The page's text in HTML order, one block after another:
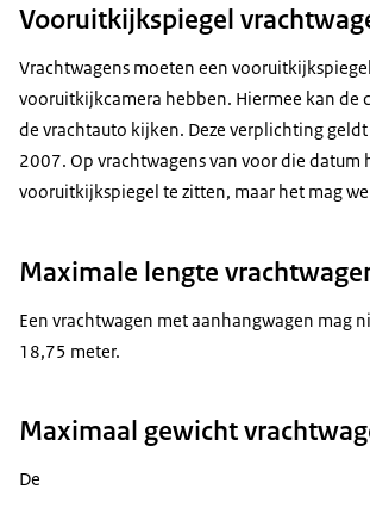
Vooruitkijkspiegel
Vrachtwagens moeten een
vooruitkijkcamera hebben. Hiermee kan de
de vrachtauto kijken. Deze verplichting
2007. Op vrachtwagens van voor die datum
vooruitkijkspiegel te zitten, maar het mag
Maximale lengte
Een vrachtwagen met aanhangwagen mag
18,75 meter.
Maximaal gewicht
De